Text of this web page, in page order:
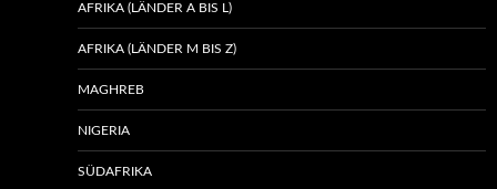
AFRIKA (LÄNDER A BIS L)
AFRIKA (LÄNDER M BIS Z)
MAGHREB
NIGERIA
SÜDAFRIKA